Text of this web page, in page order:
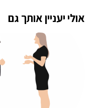
אולי יעניין אותך גם